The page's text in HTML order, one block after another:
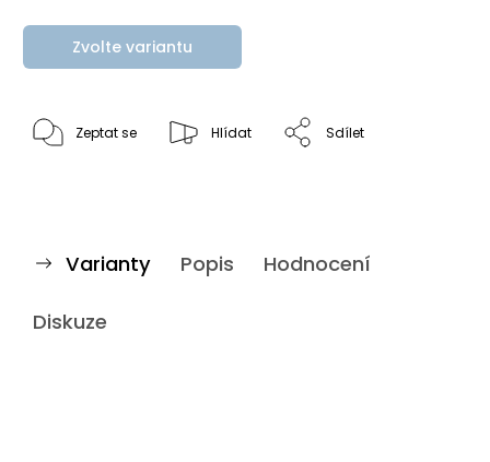
Zvolte variantu
Zeptat se Hlídat Sdílet
Varianty Popis Hodnocení
Diskuze